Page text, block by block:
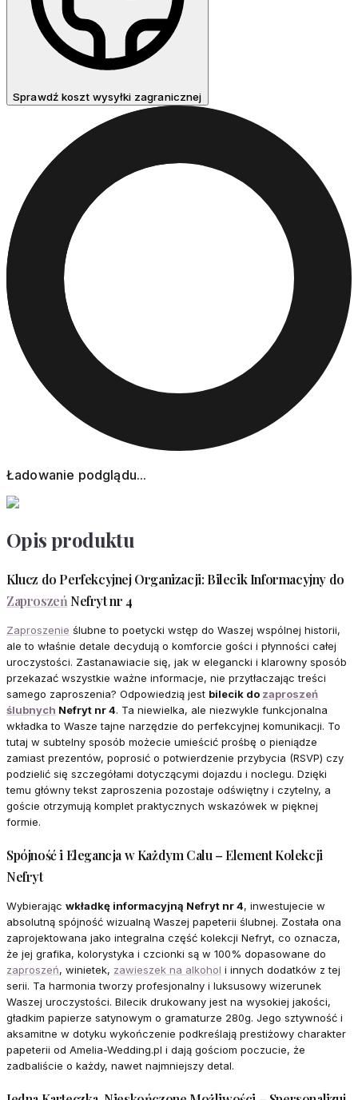
Sprawdź koszt wysyłki zagranicznej
Ładowanie podglądu...
Opis produktu
Klucz do Perfekcyjnej Organizacji: Bilecik Informacyjny do
ZaproszeńNefryt nr 4
Zaproszenie ślubne to poetycki wstęp do Waszej wspólnej historii,
ale to właśnie detale decydują o komforcie gości i płynności całej
uroczystości. Zastanawiacie się, jak w elegancki i klarowny sposób
przekazać wszystkie ważne informacje, nie przytłaczając treści
samego zaproszenia? Odpowiedzią jest bilecik do zaproszeń
ślubnych Nefryt nr 4. Ta niewielka, ale niezwykle funkcjonalna
wkładka to Wasze tajne narzędzie do perfekcyjnej komunikacji. To
tutaj w subtelny sposób możecie umieścić prośbę o pieniądze
zamiast prezentów, poprosić o potwierdzenie przybycia (RSVP) czy
podzielić się szczegółami dotyczącymi dojazdu i noclegu. Dzięki
temu główny tekst zaproszenia pozostaje odświętny i czytelny, a
goście otrzymują komplet praktycznych wskazówek w pięknej
formie.
Spójność i Elegancja w Każdym Calu – Element Kolekcji
Nefryt
Wybierając wkładkę informacyjną Nefryt nr 4, inwestujecie w
absolutną spójność wizualną Waszej papeterii ślubnej. Została ona
zaprojektowana jako integralna część kolekcji Nefryt, co oznacza,
że jej grafika, kolorystyka i czcionki są w 100% dopasowane do
zaproszeń, winietek, zawieszek na alkohol i innych dodatków z tej
serii. Ta harmonia tworzy profesjonalny i luksusowy wizerunek
Waszej uroczystości. Bilecik drukowany jest na wysokiej jakości,
gładkim papierze satynowym o gramaturze 280g. Jego sztywność i
aksamitne w dotyku wykończenie podkreślają prestiżowy charakter
papeterii od Amelia-Wedding.pl i dają gościom poczucie, że
zadbaliście o każdy, nawet najmniejszy detal.